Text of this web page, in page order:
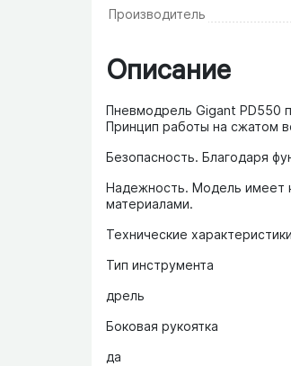
Производитель
Описание
Пневмодрель Gigant PD550
Принцип работы на сжатом
Безопасность. Благодаря
Надежность. Модель имеет
материалами.
Технические
Тип инструмента
дрель
Боковая рукоятка
да